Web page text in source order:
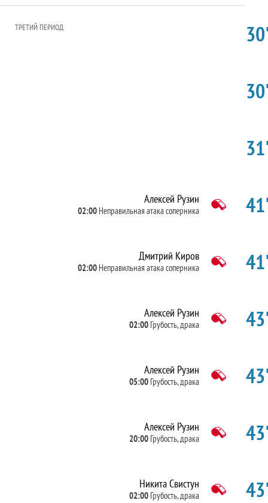
ТРЕТИЙ ПЕРИОД
Алексей Рузин
02:00 Неправильная атака соперника
Дмитрий Киров
02:00 Неправильная атака соперника
Алексей Рузин
02:00 Грубость, драка
Алексей Рузин
05:00 Грубость, драка
Алексей Рузин
20:00 Грубость, драка
Никита Свистун
02:00 Грубость, драка